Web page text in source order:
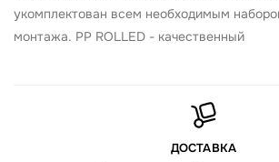
укомплектован всем необходимым
монтажа. PP ROLLED - качественный
ДОСТАВКА